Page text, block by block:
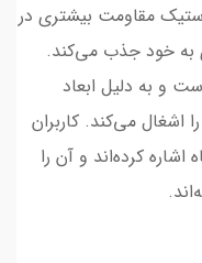
مقاومت بیشتری در
به خود جذب می‌کند.
و به دلیل ابعاد
اشغال می‌کند. کاربران
کرده‌اند و آن را